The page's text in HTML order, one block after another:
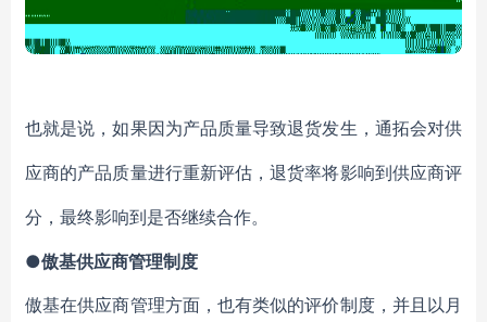
也就是说，如果因为产品质量导致退货发生，通拓会对供
应商的产品质量进行重新评估，退货率将影响到供应商评
分，最终影响到是否继续合作。
●傲基供应商管理制度
傲基在供应商管理方面，也有类似的评价制度，并且以月